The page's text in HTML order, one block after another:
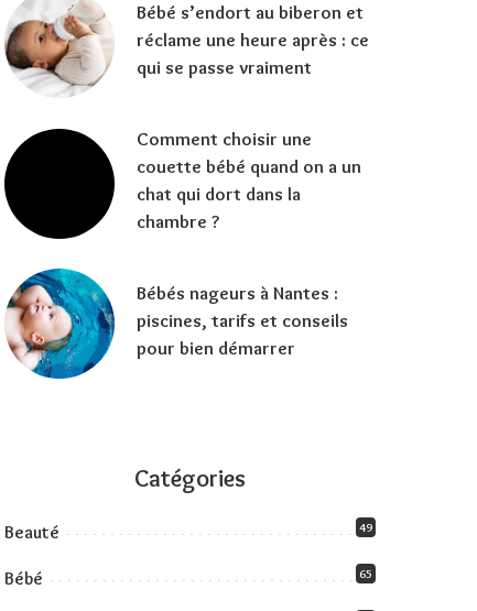
Bébé s’endort au biberon et
réclame une heure après : ce
qui se passe vraiment
Comment choisir une
couette bébé quand on a un
chat qui dort dans la
chambre ?
Bébés nageurs à Nantes :
piscines, tarifs et conseils
pour bien démarrer
Catégories
Beauté 49
Bébé 65